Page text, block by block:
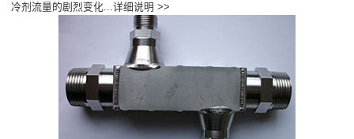
冷剂流量的剧烈变化...详细说明 >>